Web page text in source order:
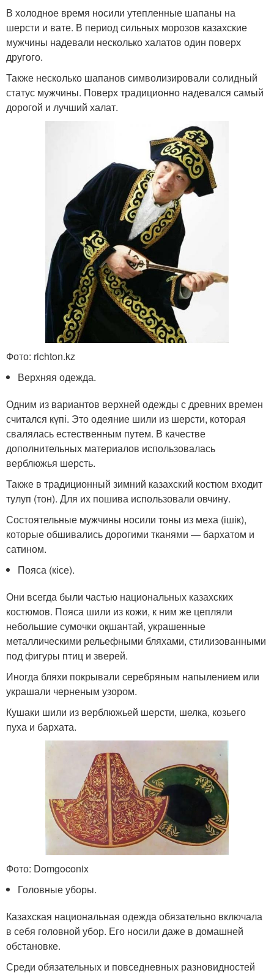
В холодное время носили утепленные шапаны на
шерсти и вате. В период сильных морозов казахские
мужчины надевали несколько халатов один поверх
другого.
Также несколько шапанов символизировали солидный
статус мужчины. Поверх традиционно надевался самый
дорогой и лучший халат.
Фото: richton.kz
Верхняя одежда.
Одним из вариантов верхней одежды с древних времен
считался күпі. Это одеяние шили из шерсти, которая
свалялась естественным путем. В качестве
дополнительных материалов использовалась
верблюжья шерсть.
Также в традиционный зимний казахский костюм входит
тулуп (тон). Для их пошива использовали овчину.
Состоятельные мужчины носили тоны из меха (ішік),
которые обшивались дорогими тканями — бархатом и
сатином.
Пояса (кісе).
Они всегда были частью национальных казахских
костюмов. Пояса шили из кожи, к ним же цепляли
небольшие сумочки оқшантай, украшенные
металлическими рельефными бляхами, стилизованными
под фигуры птиц и зверей.
Иногда бляхи покрывали серебряным напылением или
украшали черненым узором.
Кушаки шили из верблюжьей шерсти, шелка, козьего
пуха и бархата.
Фото: Domgoconix
Головные уборы.
Казахская национальная одежда обязательно включала
в себя головной убор. Его носили даже в домашней
обстановке.
Среди обязательных и повседневных разновидностей